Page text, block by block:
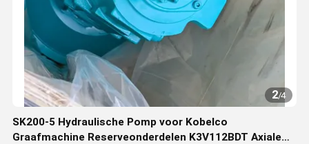
2/4
SK200-5 Hydraulische Pomp voor Kobelco
Graafmachine Reserveonderdelen K3V112BDT Axiale